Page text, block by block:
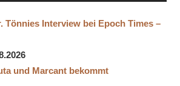
Tönnies Interview bei Epoch Times –
und Marcant bekommt